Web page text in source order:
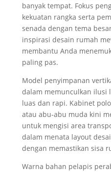
banyak tempat. Fokus
kekuatan rangka serta
senada dengan tema
inspirasi desain rumah
membantu Anda
paling pas.
Model penyimpanan
dalam memunculkan ilusi
luas dan rapi. Kabinet
atau abu-abu muda kini
untuk mengisi area
dalam menata layout
dengan memastikan sisa
Warna bahan pelapis